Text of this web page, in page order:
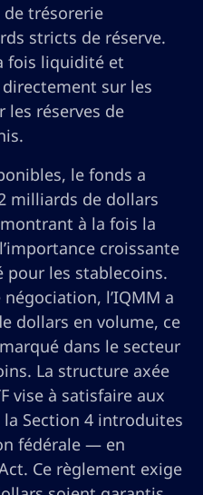
trésorerie
stricts de réserve.
fois liquidité et
sur les
les réserves de
le fonds a
milliards de dollars
à la fois la
croissante
les stablecoins.
l’IQMM a
dollars en volume, ce
dans le secteur
La structure axée
vise à satisfaire aux
la Section 4 introduites
fédérale — en
Ce règlement exige